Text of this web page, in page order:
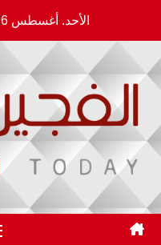
content
الأحد. أغسطس 9th, 2026